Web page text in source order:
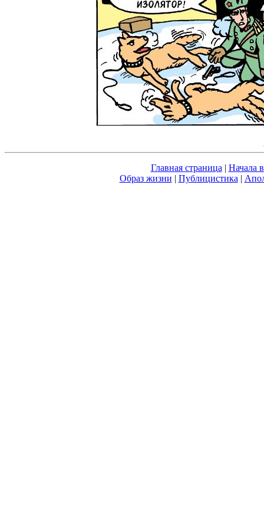
Главная страница | Начала
Образ жизни | Публицистика |